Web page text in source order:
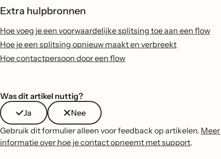
Extra hulpbronnen
Hoe voeg je een voorwaardelijke splitsing toe aan een flow
Hoe je een splitsing opnieuw maakt en verbreekt
Hoe contactpersoon door een flow
Was dit artikel nuttig?
Ja
Nee
Gebruik dit formulier alleen voor feedback op artikelen. Meer
informatie over hoe je contact opneemt met support.